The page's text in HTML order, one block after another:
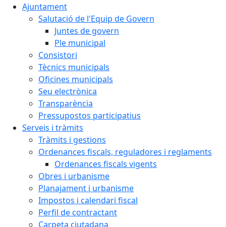
Ajuntament
Salutació de l'Equip de Govern
Juntes de govern
Ple municipal
Consistori
Tècnics municipals
Oficines municipals
Seu electrònica
Transparència
Pressupostos participatius
Serveis i tràmits
Tràmits i gestions
Ordenances fiscals, reguladores i reglaments
Ordenances fiscals vigents
Obres i urbanisme
Planajament i urbanisme
Impostos i calendari fiscal
Perfil de contractant
Carpeta ciutadana